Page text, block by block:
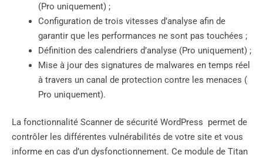
(Pro uniquement) ;
Configuration de trois vitesses d’analyse afin de
garantir que les performances ne sont pas touchées ;
Définition des calendriers d’analyse (Pro uniquement) ;
Mise à jour des signatures de malwares en temps réel
à travers un canal de protection contre les menaces (
Pro uniquement).
La fonctionnalité Scanner de sécurité WordPress permet de
contrôler les différentes vulnérabilités de votre site et vous
informe en cas d’un dysfonctionnement. Ce module de Titan